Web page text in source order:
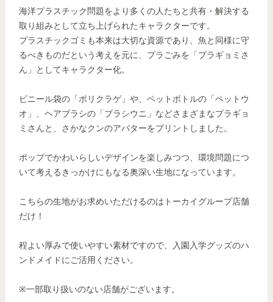
海洋プラスチック問題をより多くの人たちと共有・解決する
取り組みとして立ち上げられたキャラクターです。
プラスチックゴミも本来は大切な資源であり、魚と同様に守
るべきものだという考えを元に、プラごみを「プラギョミさ
ん」としてキャラクター化。
ビニール袋の「ポリクラゲ」や、ペットボトルの「ペットウ
オ」、ヘアブラシの「ブラシウニ」などさまざまなプラギョ
ミさんと、さかなクンのアバターをプリントしました。
ポップでかわいらしいデザインを楽しみつつ、環境問題につ
いて考えるきっかけにもなる奥深い生地になっています。
こちらの生地がお求めいただけるのはトーカイグループ店舗
だけ！
程よい厚みで使いやすい素材ですので、入園入学グッズのハ
ンドメイドにご活用ください。
※一部取り扱いのない店舗がございます。